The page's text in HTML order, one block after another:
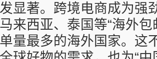
显著。跨境电商成为强
来西亚、泰国等“海外包
量最多的海外国家。这